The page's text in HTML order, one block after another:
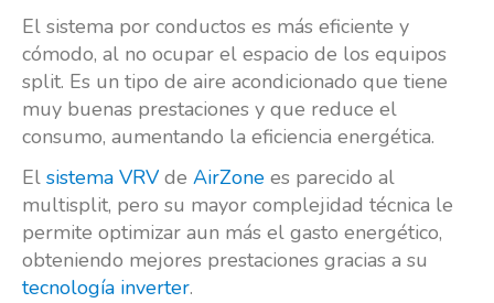
El sistema por conductos es más eficiente y
cómodo, al no ocupar el espacio de los equipos
split. Es un tipo de aire acondicionado que tiene
muy buenas prestaciones y que reduce el
consumo, aumentando la eficiencia energética.
El sistema VRV de AirZone es parecido al
multisplit, pero su mayor complejidad técnica le
permite optimizar aun más el gasto energético,
obteniendo mejores prestaciones gracias a su
tecnología inverter.